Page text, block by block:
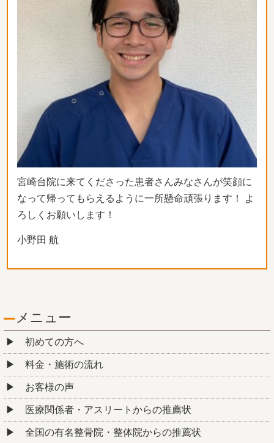
宮崎台院に来てくださった患者さんみなさんが笑顔に
なって帰ってもらえるように一所懸命頑張ります！ よ
ろしくお願いします！
小野田 航
メニュー
初めての方へ
料金・施術の流れ
お客様の声
医療関係者・アスリートからの推薦状
全国の有名整骨院・整体院からの推薦状